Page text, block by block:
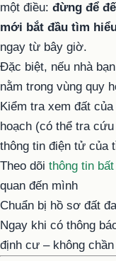
một điều: đừng để
mới bắt đầu tìm
ngay từ bây giờ.
Đặc biệt, nếu nhà
nằm trong vùng quy
Kiểm tra xem đất
hoạch (có thể tra
thông tin điện tử của
Theo dõi thông tin
quan đến mình
Chuẩn bị hồ sơ đất
Ngay khi có thông
định cư – không